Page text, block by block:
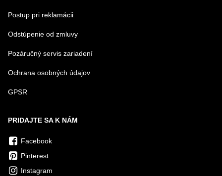
Postup pri reklamácii
Odstúpenie od zmluvy
Pozáručný servis zariadení
Ochrana osobných údajov
GPSR
PRIDAJTE SA K NÁM
Facebook
Pinterest
Instagram